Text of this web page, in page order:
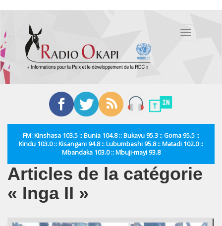
contenu
principal
Toggle
FM: Kinshasa 103.5 :: Bunia 104.8 :: Bukavu 95.3 :: Goma 95.5 ::
Kindu 103.0 :: Kisangani 94.8 :: Lubumbashi 95.8 :: Matadi 102.0 ::
Mbandaka 103.0 :: Mbuji-mayi 93.8
Articles de la catégorie
« Inga II »